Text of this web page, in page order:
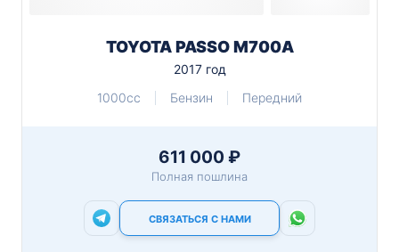
TOYOTA PASSO M700A
2017 год
1000cc
Бензин Передний
611 000 ₽
Полная пошлина
СВЯЗАТЬСЯ С НАМИ